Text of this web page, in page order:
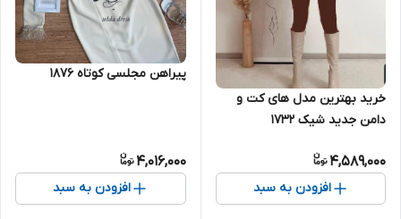
خرید بهترین مدل های کت و
دامن جدید شیک ۱۷۳۲
4,589,000
افزودن به سبد
پیراهن مجلسی کوتاه ۱۸۷۶
4,016,000
افزودن به سبد